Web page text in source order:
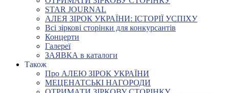
STAR JOURNAL
АЛЕЯ ЗІРОК УКРАЇНИ: ІСТОРІЇ УСПІХУ
Всі зіркові сторінки для конкурсантів
Концерти
Галереї
ЗАЯВКА в каталоги
Також
Про АЛЕЮ ЗІРОК УКРАЇНИ
МЕЦЕНАТСЬКІ НАГОРОДИ